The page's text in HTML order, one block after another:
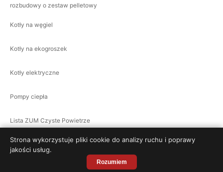
rozbudowy o zestaw pelletowy
Kotły na węgiel
Kotły na ekogroszek
Kotły elektryczne
Pompy ciepła
Lista ZUM Czyste Powietrze
© 2026 AleFachowcy.pl – Wszelkie prawa zastrzeżone · v168
Strona wykorzystuje pliki cookie do analizy ruchu i poprawy
jakości usług.
Rozumiem